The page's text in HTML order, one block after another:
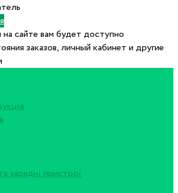
сайте вам будет доступно
заказов, личный кабинет и другие
зарядні пристрої